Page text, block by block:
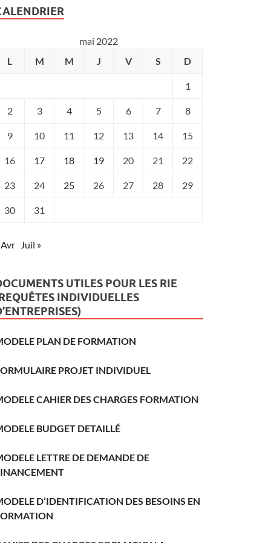
mai 2022
L
M M J V S D
1
2 3 4 5 6 7 8
9 10 11 12 13 14 15
16 17 18 19 20 21 22
23 24 25 26 27 28 29
30 31
Avr Juil »
UTILES POUR LES RIE
INDIVIDUELLES
PLAN DE FORMATION
PROJET INDIVIDUEL
CAHIER DES CHARGES FORMATION
BUDGET DETAILLÉ
LETTRE DE DEMANDE DE
D’IDENTIFICATION DES BESOINS EN